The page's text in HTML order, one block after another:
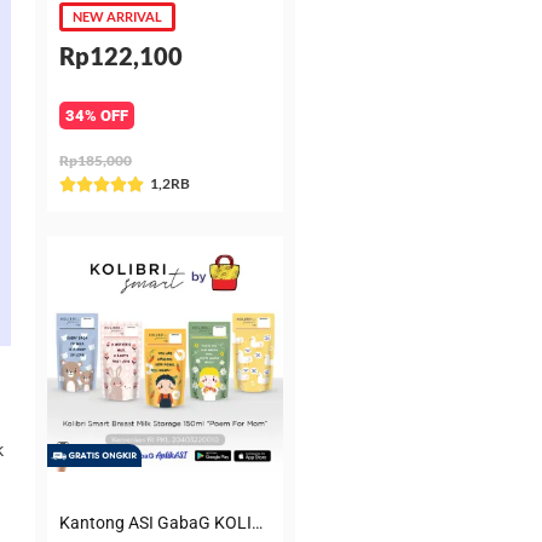
NEW ARRIVAL
Rp122,100
34% OFF
Rp185,000
Rated
of
1,2RB
Kantong ASI GabaG KOLIBRI KASIP 150 ml Poem for Mom